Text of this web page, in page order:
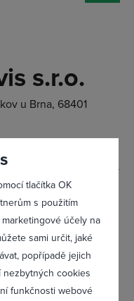
tlačítka OK
s použitím
účely na
sami určit, jaké
popřípadě jejich
nezbytných cookies
funkčnosti webové
s.r.o.
u Brna, 68401
linka
heslo